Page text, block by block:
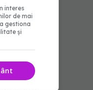
interes
de mai
gestiona
și